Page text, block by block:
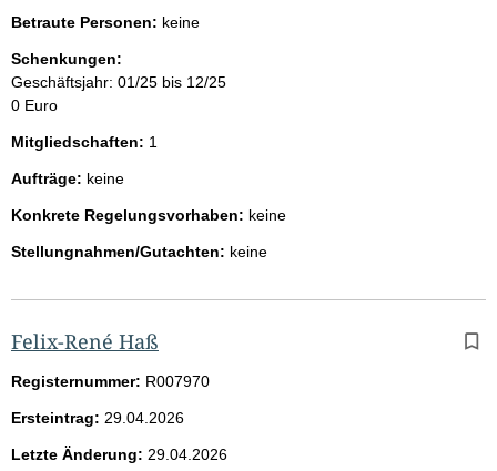
Betraute Personen: keine
Schenkungen:
Geschäftsjahr: 01/25 bis 12/25
0 Euro
Mitgliedschaften: 1
Aufträge: keine
Konkrete Regelungsvorhaben: keine
Stellungnahmen/Gutachten: keine
Felix-René Haß
Registernummer: R007970
Ersteintrag: 29.04.2026
Letzte Änderung: 29.04.2026